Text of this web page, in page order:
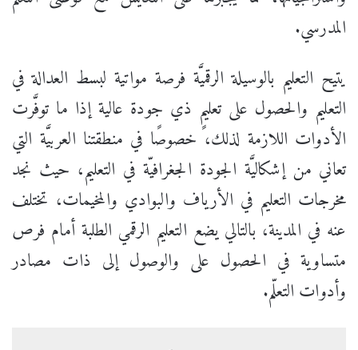
المدرسي.
يتيح التعليم بالوسيلة الرقميَّة فرصة مواتية لبسط العدالة في
التعليم والحصول على تعليمٍ ذي جودة عالية إذا ما توفَّرت
الأدوات اللازمة لذلك، خصوصًا في منطقتنا العربيَّة التي
تعاني من إشكاليَّة الجودة الجغرافيّة في التعليم، حيث نجد
مخرجات التعليم في الأرياف والبوادي والمخيمات، تختلف
عنه في المدينة، بالتالي يضع التعليم الرقمي الطلبة أمام فرص
متساوية في الحصول على والوصول إلى ذات مصادر
وأدوات التعلّم.